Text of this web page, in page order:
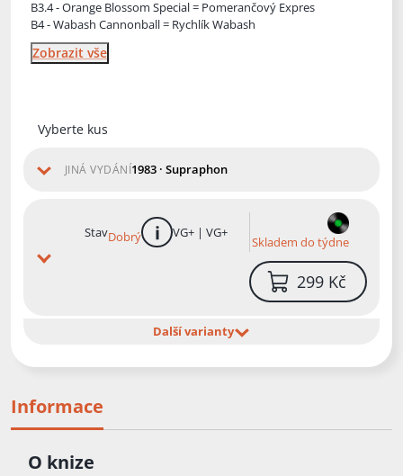
B3.4 - Orange Blossom Special = Pomerančový Expres
B4 - Wabash Cannonball = Rychlík Wabash
Zobrazit vše
Vyberte kus
JINÁ VYDÁNÍ1983 · Supraphon
StavDobrý více informací
VG+ | VG+
Skladem do týdne
299 Kč
Další varianty
Informace
O knize